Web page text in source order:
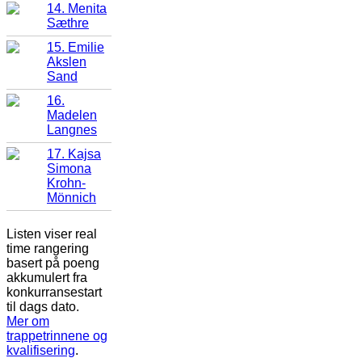
14. Menita
Sæthre
15. Emilie
Akslen
Sand
16.
Madelen
Langnes
17. Kajsa
Simona
Krohn-
Mönnich
Listen viser real
time rangering
basert på poeng
akkumulert fra
konkurransestart
til dags dato.
Mer om
trappetrinnene og
kvalifisering.